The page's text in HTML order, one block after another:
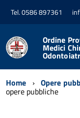
Tel. 0586 897361
Ordine
Medici
Home Opere
opere pubbliche